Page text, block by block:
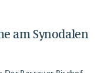
am Synodalen